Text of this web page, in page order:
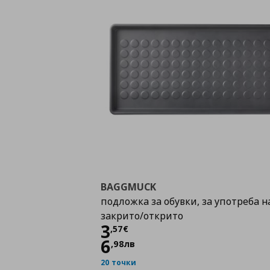
BAGGMUCK
подложка за обувки, за употреба
закрито/открито
3,57€
Цена
6,98лв
20 точки